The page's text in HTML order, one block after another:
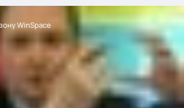
WinSpace